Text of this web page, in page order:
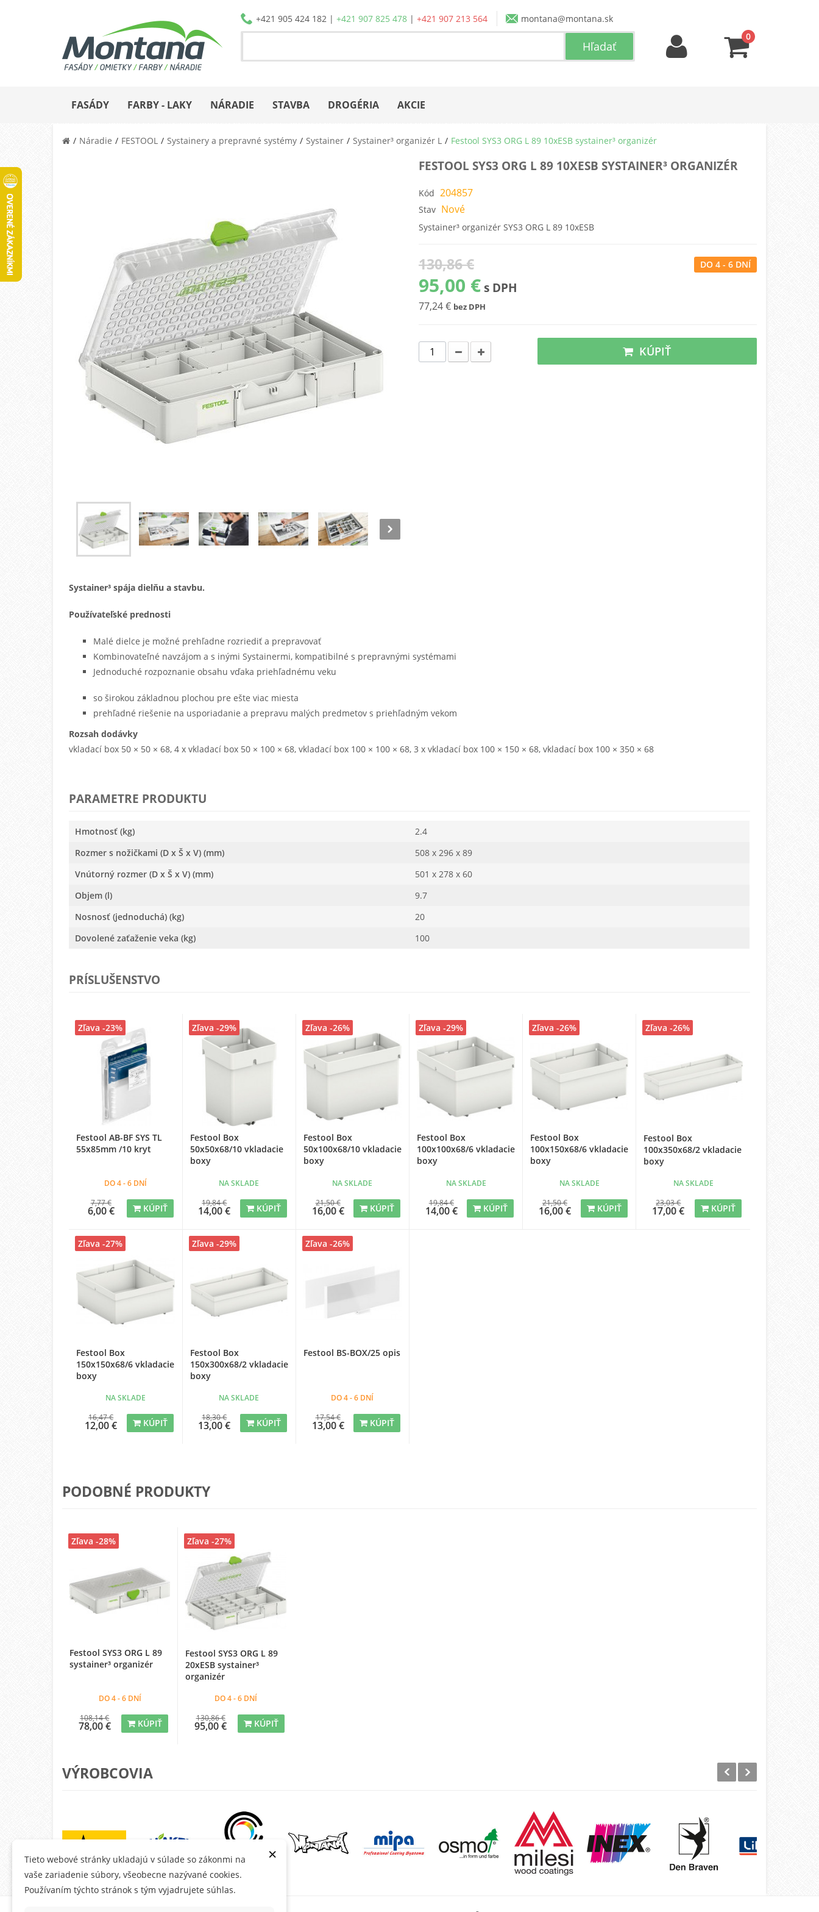
+421 905 424 182| +421 907 825 478| +421 907 213 564
montana@montana.sk
0
FASÁDY FARBY - LAKY NÁRADIE STAVBA DROGÉRIA AKCIE
Náradie FESTOOL Systainery a prepravné systémy Systainer Systainer³ organizér L Festool SYS3 ORG L 89 10xESB systainer³ organizér
FESTOOL SYS3 ORG L 89 10XESB SYSTAINER³ ORGANIZÉR
Kód 204857
Stav Nové
Systainer³ organizér SYS3 ORG L 89 10xESB
130,86 €
95,00 € s DPH
77,24 € bez DPH
DO 4 - 6 DNÍ
KÚPIŤ
Systainer³ spája dielňu a stavbu.
Používateľské prednosti
Malé dielce je možné prehľadne rozriediť a prepravovať
Kombinovateľné navzájom a s inými Systainermi, kompatibilné s prepravnými systémami
Jednoduché rozpoznanie obsahu vďaka priehľadnému veku
so širokou základnou plochou pre ešte viac miesta
prehľadné riešenie na usporiadanie a prepravu malých predmetov s priehľadným vekom
Rozsah dodávky
vkladací box 50 × 50 × 68, 4 x vkladací box 50 × 100 × 68, vkladací box 100 × 100 × 68, 3 x vkladací box 100 × 150 × 68, vkladací box 100 × 350 × 68
PARAMETRE PRODUKTU
Hmotnosť (kg)
2.4
Rozmer s nožičkami (D x Š x V) (mm)
508 x 296 x 89
Vnútorný rozmer (D x Š x V) (mm)
501 x 278 x 60
Objem (l)
9.7
Nosnosť (jednoduchá) (kg)
20
Dovolené zaťaženie veka (kg)
100
PRÍSLUŠENSTVO
Festool AB-BF SYS TL
55x85mm /10 kryt
DO 4 - 6 DNÍ
7,77 €
6,00 € KÚPIŤ
Zľava -23%
Festool Box
50x50x68/10 vkladacie
boxy
NA SKLADE
19,84 €
14,00 € KÚPIŤ
Zľava -29%
Festool Box
50x100x68/10 vkladacie
boxy
NA SKLADE
21,50 €
16,00 € KÚPIŤ
Zľava -26%
Festool Box
100x100x68/6 vkladacie
boxy
NA SKLADE
19,84 €
14,00 € KÚPIŤ
Zľava -29%
Festool Box
100x150x68/6 vkladacie
boxy
NA SKLADE
21,50 €
16,00 € KÚPIŤ
Zľava -26%
Festool Box
100x350x68/2 vkladacie
boxy
NA SKLADE
23,03 €
17,00 € KÚPIŤ
Zľava -26%
Festool Box
150x150x68/6 vkladacie
boxy
NA SKLADE
16,47 €
12,00 € KÚPIŤ
Zľava -27%
Festool Box
150x300x68/2 vkladacie
boxy
NA SKLADE
18,30 €
13,00 € KÚPIŤ
Zľava -29%
Festool BS-BOX/25 opis
DO 4 - 6 DNÍ
17,54 €
13,00 € KÚPIŤ
Zľava -26%
PODOBNÉ PRODUKTY
Festool SYS3 ORG L 89
systainer³ organizér
DO 4 - 6 DNÍ
108,14 €
78,00 € KÚPIŤ
Zľava -28%
Festool SYS3 ORG L 89
20xESB systainer³
organizér
DO 4 - 6 DNÍ
130,86 €
95,00 € KÚPIŤ
Zľava -27%
VÝROBCOVIA
×
Tieto webové stránky ukladajú v súlade so zákonmi na
vaše zariadenie súbory, všeobecne nazývané cookies.
Používaním týchto stránok s tým vyjadrujete súhlas.